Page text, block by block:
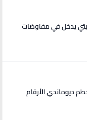
.. مانشستر سيتي يدخل في مفاوضات
في تاريخ ريال مدريد .. هل حطم ديوماندي الأرقام